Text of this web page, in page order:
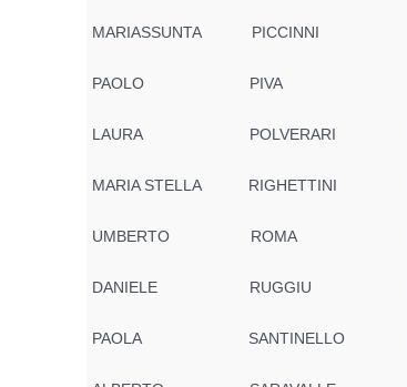
MARIASSUNTA PICCINNI
PAOLO PIVA
LAURA POLVERARI
MARIA STELLA RIGHETTINI
UMBERTO ROMA
DANIELE RUGGIU
PAOLA SANTINELLO